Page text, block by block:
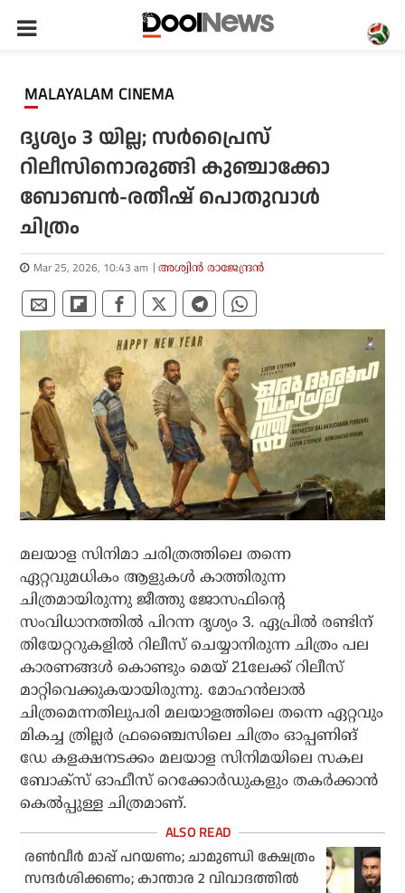
MALAYALAM CINEMA
ദൃശ്യം 3 യില്ല; സര്‍പ്രൈസ്
റിലീസിനൊരുങ്ങി കുഞ്ചാക്കോ
ബോബന്‍-രതീഷ് പൊതുവാള്‍
ചിത്രം
Mar 25, 2026, 10:43 am അശ്വിന്‍ രാജേന്ദ്രന്‍
മലയാള സിനിമാ ചരിത്രത്തിലെ തന്നെ
ഏറ്റവുമധികം ആളുകള്‍ കാത്തിരുന്ന
ചിത്രമായിരുന്നു ജീത്തു ജോസഫിന്റെ
സംവിധാനത്തില്‍ പിറന്ന ദൃശ്യം 3. ഏപ്രില്‍ രണ്ടിന്
തിയേറ്ററുകളില്‍ റിലീസ് ചെയ്യാനിരുന്ന ചിത്രം പല
കാരണങ്ങള്‍ കൊണ്ടും മെയ് 21ലേക്ക് റിലീസ്
മാറ്റിവെക്കുകയായിരുന്നു. മോഹന്‍ലാല്‍
ചിത്രമെന്നതിലുപരി മലയാളത്തിലെ തന്നെ ഏറ്റവും
മികച്ച ത്രില്ലര്‍ ഫ്രഞ്ചൈസിലെ ചിത്രം ഓപ്പണിങ്
ഡേ കളക്ഷനടക്കം മലയാള സിനിമയിലെ സകല
ബോക്‌സ് ഓഫീസ് റെക്കോര്‍ഡുകളും തകര്‍ക്കാന്‍
കെല്‍പ്പുള്ള ചിത്രമാണ്.
രണ്‍വീര്‍ മാപ്പ് പറയണം; ചാമുണ്ഡി ക്ഷേത്രം
സന്ദര്‍ശിക്കണം; കാന്താര 2 വിവാദത്തില്‍